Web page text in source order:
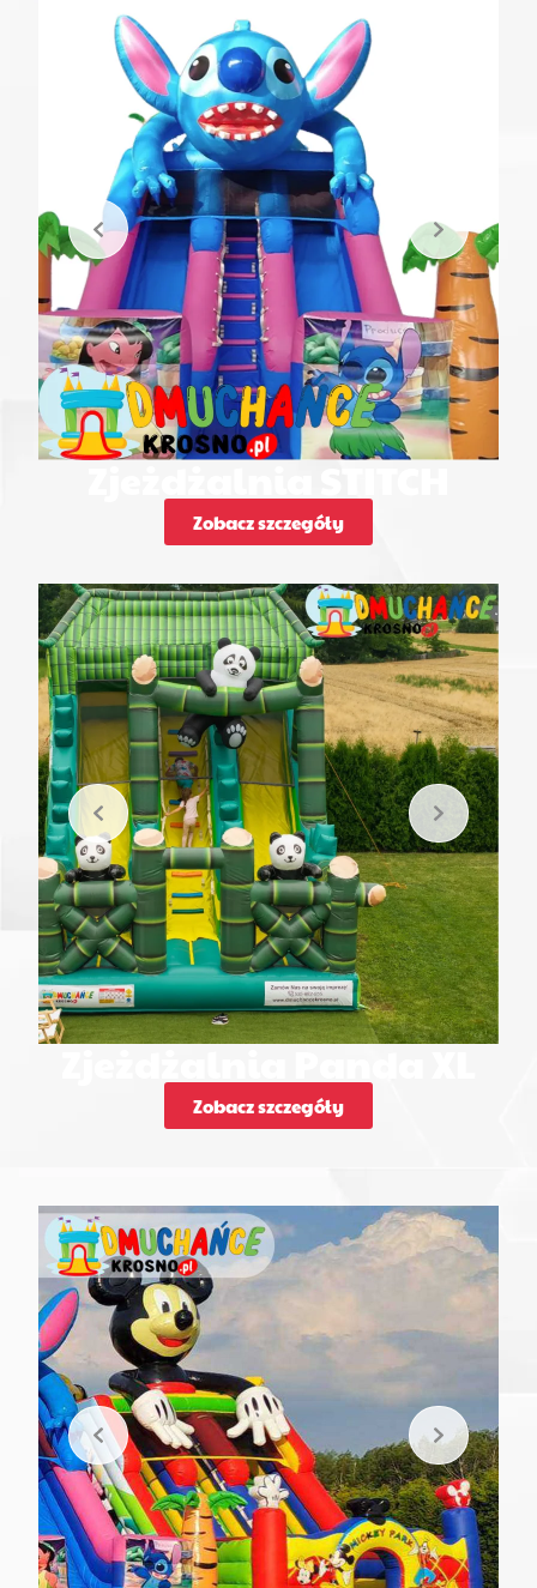
Zjeżdżalnia STITCH
Zobacz szczegóły
Zjeżdżalnia Panda XL
Zobacz szczegóły